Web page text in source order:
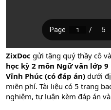
ZixDoc gửi tặng quý thầy cô
học kỳ 2 môn Ngữ văn lớp 9
Vĩnh Phúc (có đáp án) dưới
miễn phí. Tài liệu có 5 trang
nghiệm, tự luận kèm đáp án